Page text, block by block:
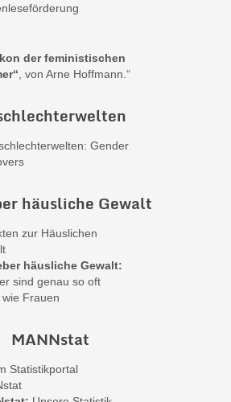
der feministischen
, von Arne Hoffmann.“
häusliche Gewalt
häusliche Gewalt:
sind genau so oft
Frauen
MANNstat